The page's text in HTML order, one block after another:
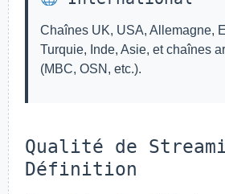
Chaînes UK, USA, Allemagne,
Turquie, Inde, Asie, et chaînes
(MBC, OSN, etc.).
Qualité de
Définition